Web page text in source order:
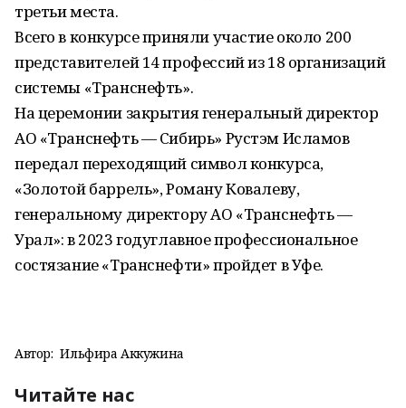
третьи места.
Всего в конкурсе приняли участие около 200
представителей 14 профессий из 18 организаций
системы «Транснефть».
На церемонии закрытия генеральный директор
АО «Транснефть — Сибирь» Рустэм Исламов
передал переходящий символ конкурса,
«Золотой баррель», Роману Ковалеву,
генеральному директору АО «Транснефть —
Урал»: в 2023 годуглавное профессиональное
состязание «Транснефти» пройдет в Уфе.
Автор: Ильфира Аккужина
Читайте нас